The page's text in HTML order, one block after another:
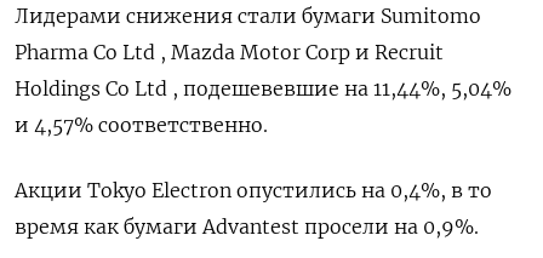
Лидерами снижения стали бумаги Sumitomo
Pharma Co Ltd , Mazda Motor Corp и Recruit
Holdings Co Ltd , подешевевшие на 11,44​%, 5,04%
и 4,57% соответственно.
Акции Tokyo Electron опустились на 0,4%, в то
время как бумаги Advantest просели на 0,9%.